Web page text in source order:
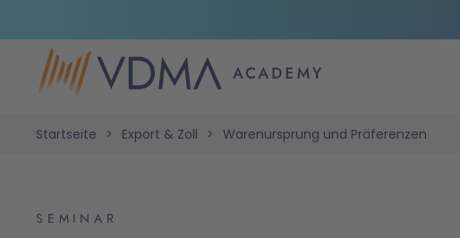
Startseite Export & Zoll Warenursprung und Präferenzen
SEMINAR